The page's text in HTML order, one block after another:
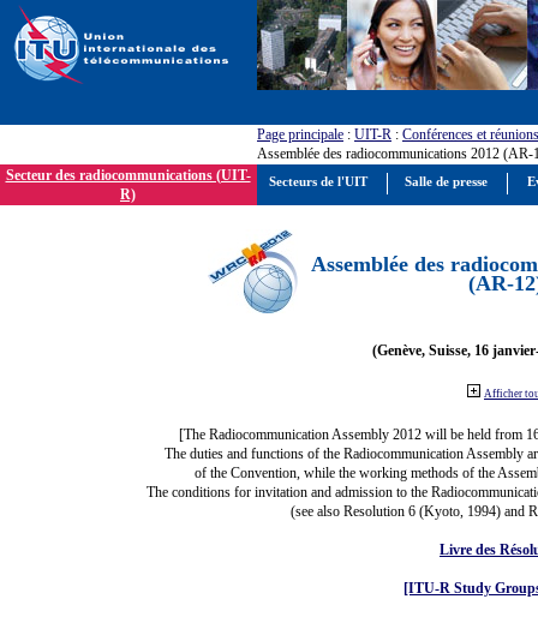
Page principale : UIT-R : Conférences et réunions
Assemblée des radiocommunications 2012 (AR-
Secteur des radiocommunications (UIT-
R)
Assemblée des
(AR-
(Genève, Suisse, 16
Afficher
[The Radiocommunication Assembly 2012 will be held from
The duties and functions of the Radiocommunication Assembly
of the Convention, while the working methods of the
The conditions for invitation and admission to the
(see also Resolution 6 (Kyoto, 1994) and
Livre des
[ITU-R Study
Secteurs de l'UIT Salle de presse